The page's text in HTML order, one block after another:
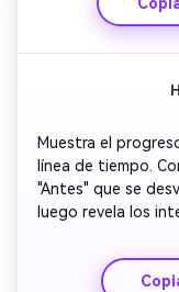
destaque del
Muestra el
línea de tiempo.
"Antes" que se
luego revela los
marcos
revelación: